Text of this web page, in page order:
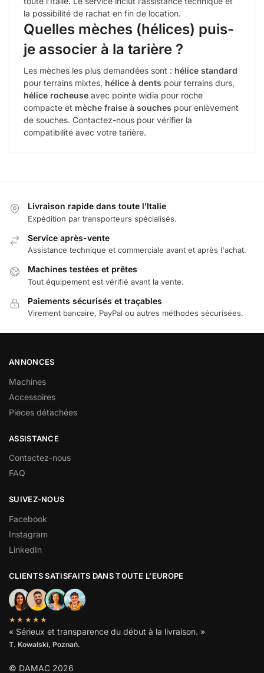
la possibilité de rachat en fin de location.
Quelles mèches (hélices) puis-
je associer à la tarière ?
Les mèches les plus demandées sont : hélice standard
pour terrains mixtes, hélice à dents pour terrains durs,
hélice rocheuse avec pointe widia pour roche
compacte et mèche fraise à souches pour enlèvement
de souches. Contactez-nous pour vérifier la
compatibilité avec votre tarière.
Livraison rapide dans toute l’Italie
Expédition par transporteurs spécialisés.
Service après-vente
Assistance technique et commerciale avant et après l'achat.
Machines testées et prêtes
Tout équipement est vérifié avant la vente.
Paiements sécurisés et traçables
Virement bancaire, PayPal ou autres méthodes sécurisées.
ANNONCES
Machines
Accessoires
Pièces détachées
ASSISTANCE
Contactez-nous
FAQ
SUIVEZ-NOUS
Facebook
Instagram
LinkedIn
CLIENTS SATISFAITS DANS TOUTE L’EUROPE
★★★★★
« Sérieux et transparence du début à la livraison. »
T. Kowalski, Poznań.
© DAMAC 2026